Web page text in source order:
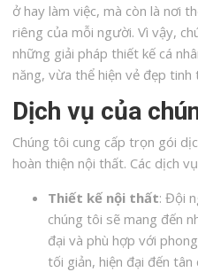
ở hay làm việc, mà còn là nơi
riêng của mỗi người. Vì vậy,
những giải pháp thiết kế cá
năng, vừa thể hiện vẻ đẹp tinh
Dịch vụ của
Chúng tôi cung cấp trọn gói
hoàn thiện nội thất. Các dịch
Thiết kế nội thất: Đội
chúng tôi sẽ mang đến
đại và phù hợp với
tối giản, hiện đại đến